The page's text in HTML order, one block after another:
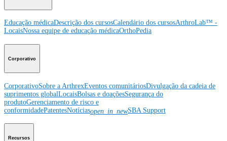
Educação médicaDescrição dos cursosCalendário dos cursosArthroLab™ -
LocaisNossa equipe de educação médicaOrthoPedia
Corporativo
CorporativoSobre a ArthrexEventos comunitáriosDivulgação da cadeia de
suprimentos globalLocaisBolsas e doaçõesSegurança do
produtoGerenciamento de risco e
conformidadePatentesNotíciasopen_in_newSBA Support
Recursos